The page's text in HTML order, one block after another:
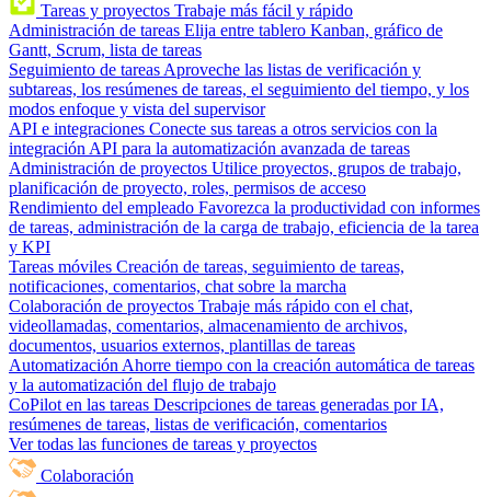
Tareas y proyectos Trabaje más fácil y rápido
Administración de tareas Elija entre tablero Kanban, gráfico de
Gantt, Scrum, lista de tareas
Seguimiento de tareas Aproveche las listas de verificación y
subtareas, los resúmenes de tareas, el seguimiento del tiempo, y los
modos enfoque y vista del supervisor
API e integraciones Conecte sus tareas a otros servicios con la
integración API para la automatización avanzada de tareas
Administración de proyectos Utilice proyectos, grupos de trabajo,
planificación de proyecto, roles, permisos de acceso
Rendimiento del empleado Favorezca la productividad con informes
de tareas, administración de la carga de trabajo, eficiencia de la tarea
y KPI
Tareas móviles Creación de tareas, seguimiento de tareas,
notificaciones, comentarios, chat sobre la marcha
Colaboración de proyectos Trabaje más rápido con el chat,
videollamadas, comentarios, almacenamiento de archivos,
documentos, usuarios externos, plantillas de tareas
Automatización Ahorre tiempo con la creación automática de tareas
y la automatización del flujo de trabajo
CoPilot en las tareas Descripciones de tareas generadas por IA,
resúmenes de tareas, listas de verificación, comentarios
Ver todas las funciones de tareas y proyectos
Colaboración